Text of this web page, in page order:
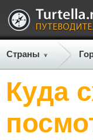
Страны
Куда